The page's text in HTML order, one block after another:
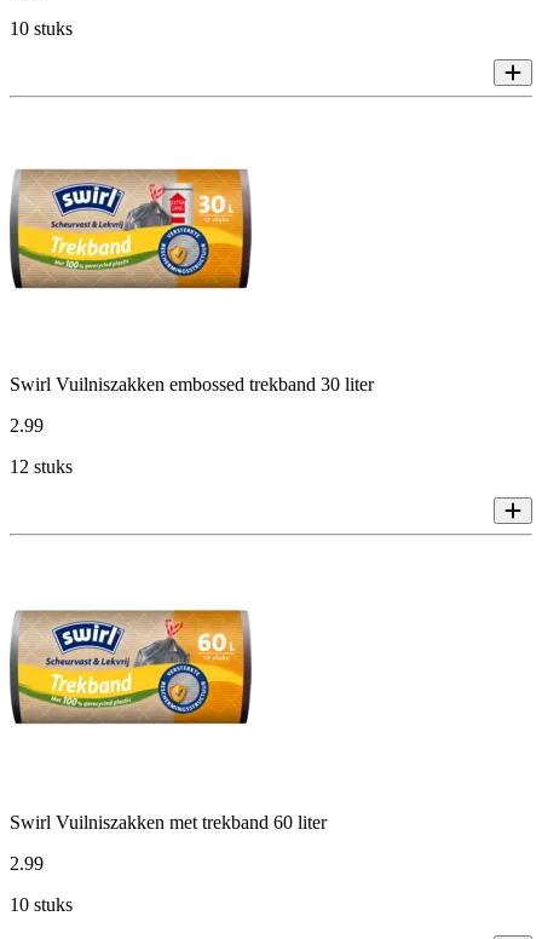
10 stuks
Swirl Vuilniszakken embossed trekband 30 liter
2.99
12 stuks
Swirl Vuilniszakken met trekband 60 liter
2.99
10 stuks